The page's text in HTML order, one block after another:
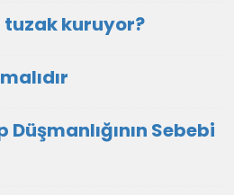
tuzak kuruyor?
Sebebi